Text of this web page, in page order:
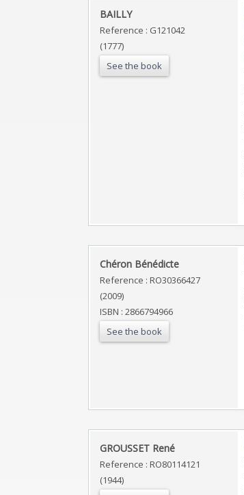
‎BAILLY‎
Reference : G121042
(1777)
See the book
‎Chéron Bénédicte‎
Reference : RO30366427
(2009)
ISBN : 2866794966
See the book
‎GROUSSET René‎
Reference : RO80114121
(1944)